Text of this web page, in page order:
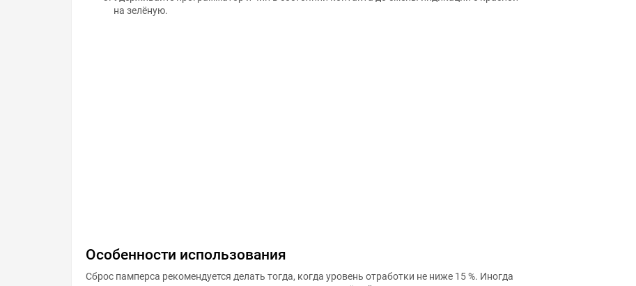
на зелёную.
Особенности использования
может не изменяться индикация диода с красного на зелёный цвет. В этом случае проверьте